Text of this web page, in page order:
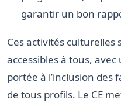
garantir un bon
Ces activités culturelles
accessibles à tous,
portée à l’inclusion des
de tous profils. Le CE